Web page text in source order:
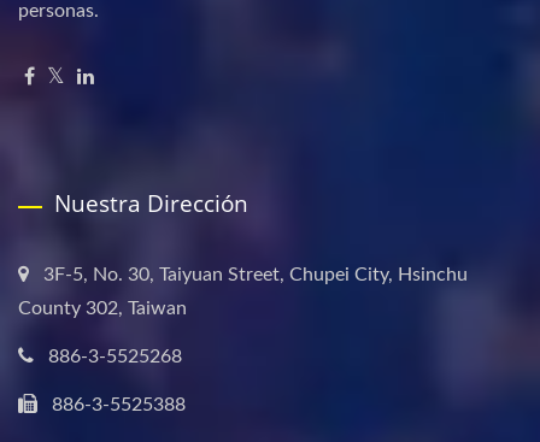
personas.
Nuestra Dirección
3F-5, No. 30, Taiyuan Street, Chupei City, Hsinchu
County 302, Taiwan
886-3-5525268
886-3-5525388